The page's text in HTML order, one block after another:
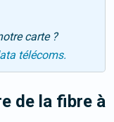
carte ?
télécoms.
de la fibre à